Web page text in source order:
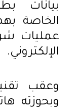
بيانات
الخاصة
عمليات
الإلكتروني.
وعقب
وبحوزته